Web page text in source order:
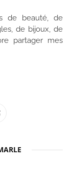
de beauté, de
de bijoux, de
partager mes